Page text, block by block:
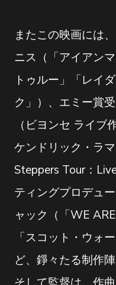
またこの映画には
ニス（「アイアン
トゥルー」「レイ
ク」）、エミー賞
（ビヨンセ ライブ
ケンドリック・ラ
Steppers Tour：
ティングプロデュ
ャック（「WE
「スコット・ウォ
ど、錚々たる制作